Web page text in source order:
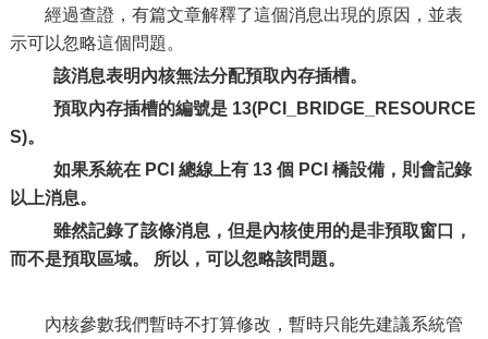
經過查證，有篇文章解釋了這個消息出現的原因，並表
示可以忽略這個問題。
該消息表明內核無法分配預取內存插槽。
預取內存插槽的編號是 13(PCI_BRIDGE_RESOURCE
S)。
如果系統在 PCI 總線上有 13 個 PCI 橋設備，則會記錄
以上消息。
雖然記錄了該條消息，但是內核使用的是非預取窗口，
而不是預取區域。 所以，可以忽略該問題。
內核參數我們暫時不打算修改，暫時只能先建議系統管